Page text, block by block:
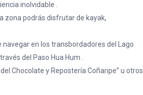
inolvidable .
zona podrás disfrutar de kayak,
navegar en los transbordadores del Lago
del Paso Hua Hum .
Chocolate y Repostería Coñaripe” u otros